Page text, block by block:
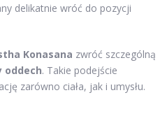
delikatnie wróć do pozycji
Konasana zwróć szczególną
oddech. Takie podejście
zarówno ciała, jak i umysłu.